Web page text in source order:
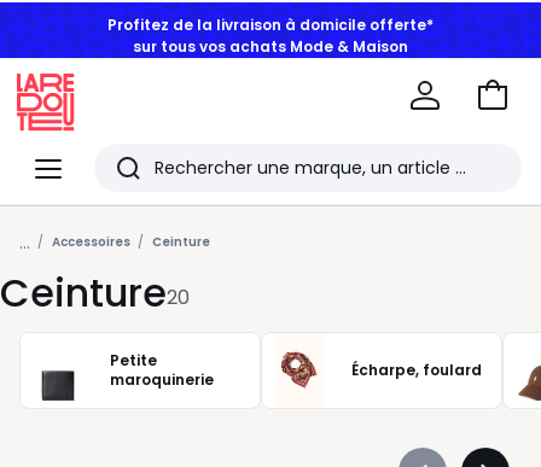
Profitez de la livraison à domicile offerte*
sur tous vos achats Mode & Maison
Menu
Redoute
Rechercher
Les
derniers
articles
consultés
Aller
... Accessoires Ceinture
Ceinture20
Petite
maroquinerie
Écharpe, foulard